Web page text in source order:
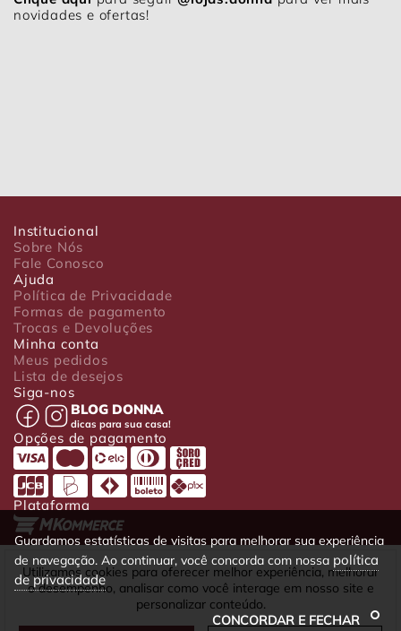
novidades e ofertas!
Institucional
Sobre Nós
Fale Conosco
Ajuda
Política de Privacidade
Formas de pagamento
Trocas e Devoluções
Minha conta
Meus pedidos
Lista de desejos
Siga-nos
BLOG DONNA
dicas para sua casa!
Opções de pagamento
Plataforma
Luxo Comércio de Presentes Ltda. Av. João Gualberto, 1758 - CEP
80030-001 - Curitiba - PR
CNPJ: 22.245.892/0001-23 - Inscrição Estadual 90699488-79 -
Utilizamos cookies para oferecer melhor experiência, melhorar
o desempenho, analisar como você interage em nosso site e
personalizar conteúdo.
Guardamos estatísticas de visitas para melhorar sua experiência
de navegação. Ao continuar, você concorda com nossa política
de privacidade
CONCORDAR E FECHAR